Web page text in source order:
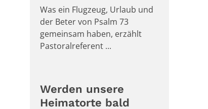
Was ein Flugzeug, Urlaub und
der Beter von Psalm 73
gemeinsam haben, erzählt
Pastoralreferent ...
Werden unsere
Heimatorte bald